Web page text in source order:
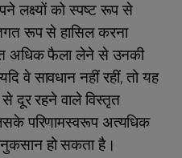
लक्ष्यों को स्पष्ट रूप से
रूप से हासिल करना
अधिक फैला लेने से उनकी
वे सावधान नहीं रहीं, तो यह
दूर रहने वाले विस्तृत
परिणामस्वरूप अत्यधिक
हो सकता है।